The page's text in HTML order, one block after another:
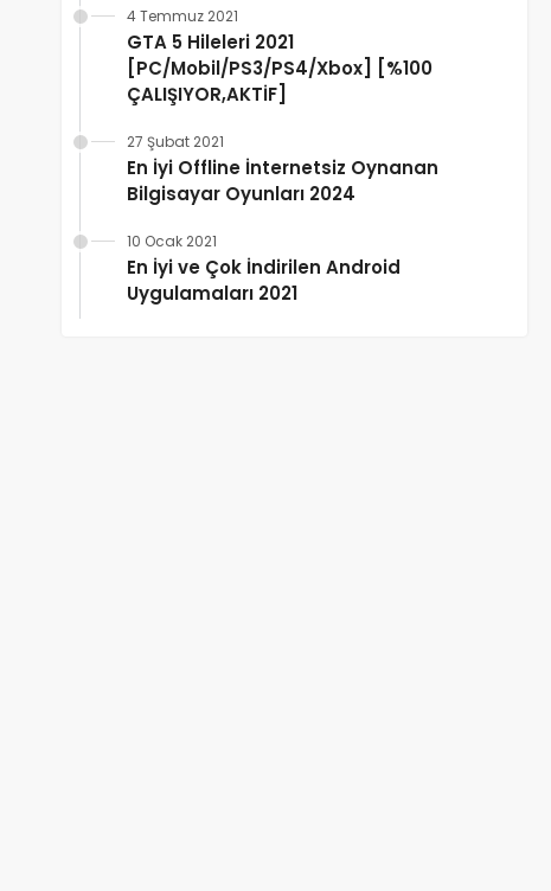
GTA 5 Hileleri 2021
[PC/Mobil/PS3/PS4/Xbox] [%100
ÇALIŞIYOR,AKTİF]
4 Temmuz 2021
En İyi Offline İnternetsiz Oynanan
Bilgisayar Oyunları 2024
27 Şubat 2021
En İyi ve Çok İndirilen Android
Uygulamaları 2021
10 Ocak 2021